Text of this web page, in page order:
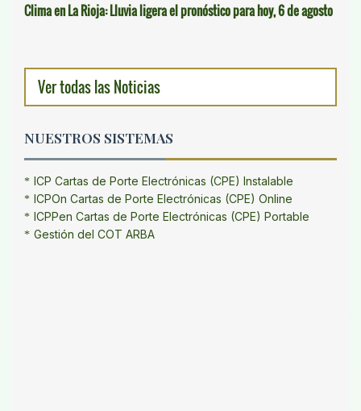
Clima en La Rioja: Lluvia ligera el pronóstico para hoy, 6 de agosto
Ver todas las Noticias
NUESTROS SISTEMAS
ICP Cartas de Porte Electrónicas (CPE) Instalable
ICPOn Cartas de Porte Electrónicas (CPE) Online
ICPPen Cartas de Porte Electrónicas (CPE) Portable
Gestión del COT ARBA